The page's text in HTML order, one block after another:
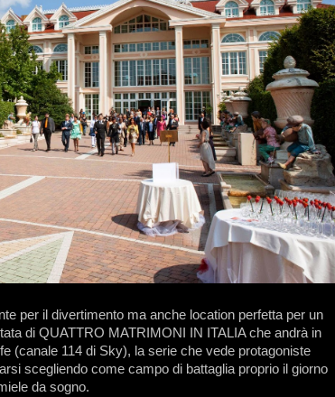
per il divertimento ma anche location perfetta per un
di QUATTRO MATRIMONI IN ITALIA che andrà in
(canale 114 di Sky), la serie che vede protagoniste
scegliendo come campo di battaglia proprio il giorno
da sogno.